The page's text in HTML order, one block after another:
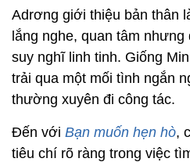
Adrơng giới thiệu bản thân
lắng nghe, quan tâm
suy nghĩ linh tinh. Giống
trải qua một mối tình ngắn
thường xuyên đi công tác.
Đến với Bạn muốn hẹn hò,
tiêu chí rõ ràng trong việc